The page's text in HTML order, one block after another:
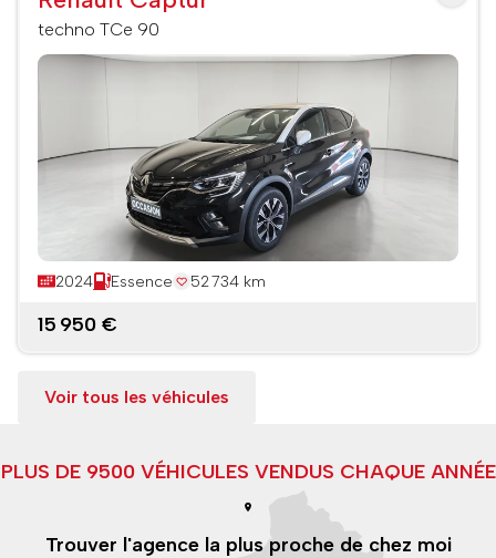
techno TCe 90
2024 Essence 52 734 km
15 950 €
Voir tous les véhicules
PLUS DE 9500 VÉHICULES VENDUS CHAQUE ANNÉE
Trouver l'agence la plus proche de chez moi